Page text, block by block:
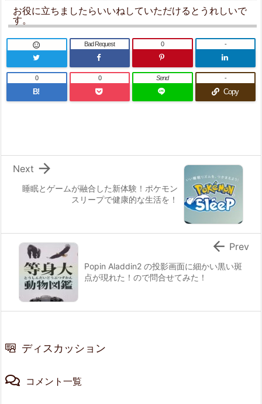
お役に立ちましたらいいねしていただけるとうれしいで
す。
 Bad Request 0 -
B!
0 0 Send
Copy
-
睡眠とゲームが融合した新体験！ポケモン
スリープで健康的な生活を！

Next
Popin Aladdin2 の投影画面に細かい黒い斑
点が現れた！ので問合せてみた！
 Prev
ディスカッション
コメント一覧